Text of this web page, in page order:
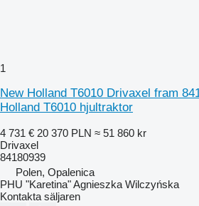
1
New Holland T6010 Drivaxel fram
Holland T6010 hjultraktor
4 731 € 20 370 PLN ≈ 51 860 kr
Drivaxel
84180939
Polen, Opalenica
PHU "Karetina" Agnieszka Wilczyńska
Kontakta säljaren